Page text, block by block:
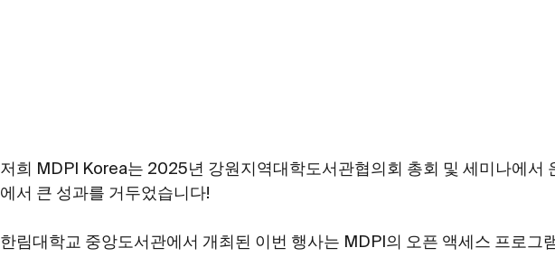
저희 MDPI Korea는 2025년 강원지역대학도서관협의회 총회 및 세미나에서
에서 큰 성과를 거두었습니다!
한림대학교 중앙도서관에서 개최된 이번 행사는 MDPI의 오픈 액세스 프로그